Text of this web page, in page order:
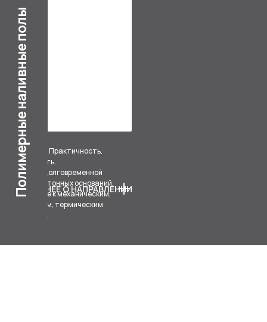
ПОДРОБНЕЕ О НАПРАВЛЕНИИ
ЭКОФЛОР® Практичность.
Надежность.
Системы долговременной
защиты бетонных оснований,
устойчивые к механическим,
химическим, термическим
нагрузкам.
Полимерные наливные полы